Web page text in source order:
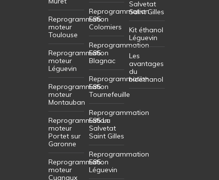
Reprogrammation
moteur
Toulouse
Reprogrammation
moteur
Léguevin
Reprogrammation
moteur
Montauban
Reprogrammation
moteur
Portet sur
Garonne
Reprogrammation
moteur
Cugnaux
Reprogrammation
E85
Colomiers
Reprogrammation
E85
Blagnac
Reprogrammation
E85
Tournefeuille
Reprogrammation
E85 La
Salvetat
Saint Gilles
Reprogrammation
E85
Léguevin
Salvetat
Saint Gilles
Kit éthanol
Léguevin
Les
avantages
du
bioéthanol